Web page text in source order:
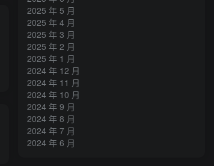
三网H5游戏【奇迹H5之斗罗超变多区跨服平台币内购版】最新整理单机一键即玩镜像端+Linux手工服务端+简易安卓APP+新版GM平台币授权后台+详细搭建教程
2025 年 5 月
2025 年 4 月
2025 年 3 月
2025 年 2 月
2025 年 1 月
2024 年 12 月
2024 年 11 月
2024 年 10 月
2024 年 9 月
2024 年 8 月
2024 年 7 月
2024 年 6 月